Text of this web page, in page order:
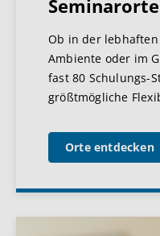
Seminarorte
Ob in der
Ambiente oder im
fast 80 Schulungs-
größtmögliche
Orte entdecken